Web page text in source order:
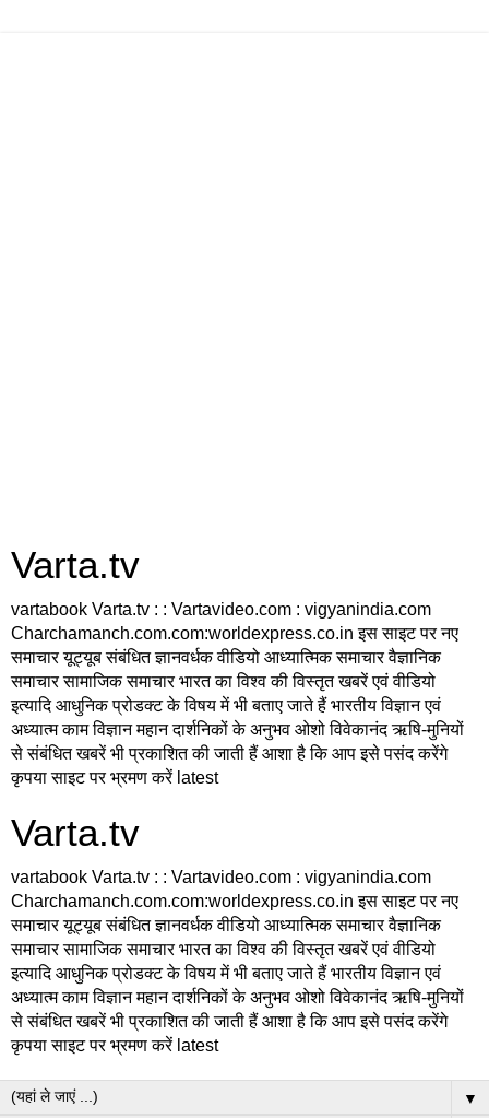
Varta.tv
vartabook Varta.tv : : Vartavideo.com : vigyanindia.com
Charchamanch.com.com:worldexpress.co.in इस साइट पर नए
समाचार यूट्यूब संबंधित ज्ञानवर्धक वीडियो आध्यात्मिक समाचार वैज्ञानिक
समाचार सामाजिक समाचार भारत का विश्व की विस्तृत खबरें एवं वीडियो
इत्यादि आधुनिक प्रोडक्ट के विषय में भी बताए जाते हैं भारतीय विज्ञान एवं
अध्यात्म काम विज्ञान महान दार्शनिकों के अनुभव ओशो विवेकानंद ऋषि-मुनियों
से संबंधित खबरें भी प्रकाशित की जाती हैं आशा है कि आप इसे पसंद करेंगे
कृपया साइट पर भ्रमण करें latest
Varta.tv
vartabook Varta.tv : : Vartavideo.com : vigyanindia.com
Charchamanch.com.com:worldexpress.co.in इस साइट पर नए
समाचार यूट्यूब संबंधित ज्ञानवर्धक वीडियो आध्यात्मिक समाचार वैज्ञानिक
समाचार सामाजिक समाचार भारत का विश्व की विस्तृत खबरें एवं वीडियो
इत्यादि आधुनिक प्रोडक्ट के विषय में भी बताए जाते हैं भारतीय विज्ञान एवं
अध्यात्म काम विज्ञान महान दार्शनिकों के अनुभव ओशो विवेकानंद ऋषि-मुनियों
से संबंधित खबरें भी प्रकाशित की जाती हैं आशा है कि आप इसे पसंद करेंगे
कृपया साइट पर भ्रमण करें latest
▼